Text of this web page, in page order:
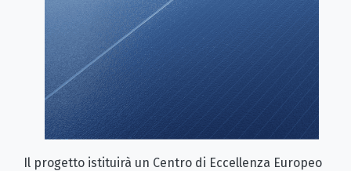
Il progetto istituirà un Centro di Eccellenza Europeo